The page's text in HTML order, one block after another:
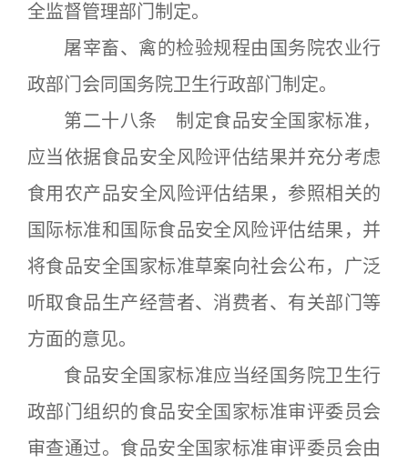
全监督管理部门制定。
屠宰畜、禽的检验规程由国务院农业行
政部门会同国务院卫生行政部门制定。
第二十八条 制定食品安全国家标准，
应当依据食品安全风险评估结果并充分考虑
食用农产品安全风险评估结果，参照相关的
国际标准和国际食品安全风险评估结果，并
将食品安全国家标准草案向社会公布，广泛
听取食品生产经营者、消费者、有关部门等
方面的意见。
食品安全国家标准应当经国务院卫生行
政部门组织的食品安全国家标准审评委员会
审查通过。食品安全国家标准审评委员会由